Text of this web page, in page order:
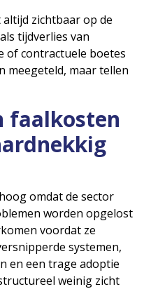
zichtbaar op de
tijdverlies van
of contractuele boetes
meegeteld, maar tellen
faalkosten
omdat de sector
worden opgelost
voordat ze
systemen,
en een trage adoptie
weinig zicht